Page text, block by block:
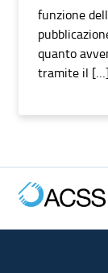
funzione
quanto
tramite il […]